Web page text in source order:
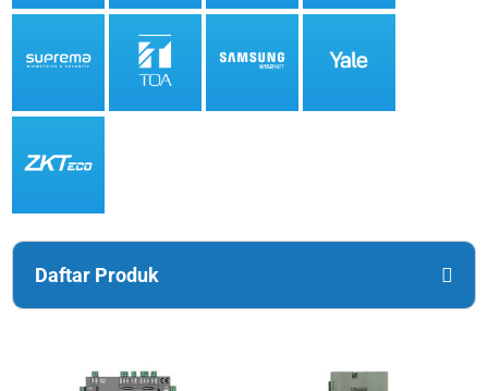
Daftar Produk